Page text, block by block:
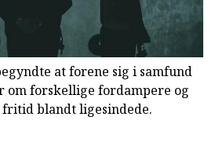
at forene sig i samfund
om forskellige fordampere og
blandt ligesindede.